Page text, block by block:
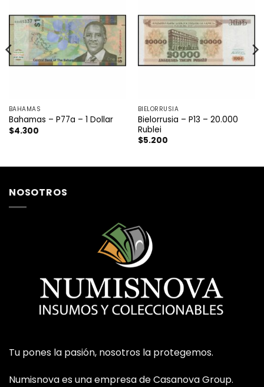
BAHAMAS
Bahamas – P77a – 1 Dollar
$4.300
BIELORRUSIA
Bielorrusia – P13 – 20.000
Rublei
$5.200
NOSOTROS
Tu pones la pasión, nosotros la protegemos.
Numisnova es una empresa de Casanova Group.